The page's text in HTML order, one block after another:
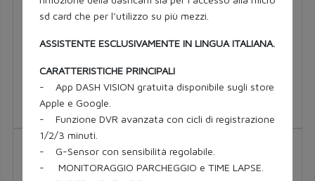
Tipo lampada H4, H19
07453
rimozione della dashcam sia per l’accesso alla micro
sd card che per l’utilizzo su più mezzi.
ASSISTENTE ESCLUSIVAMENTE IN LINGUA ITALIANA.
CARATTERISTICHE PRINCIPALI
- App DASH VISION gratuita disponibile sugli store
Apple e Google.
- Funzione DVR avanzata con cicli di registrazione
1/2/3 minuti.
- G-Sensor con sensibilità regolabile.
- MONITORAGGIO PARCHEGGIO e TIME LAPSE.